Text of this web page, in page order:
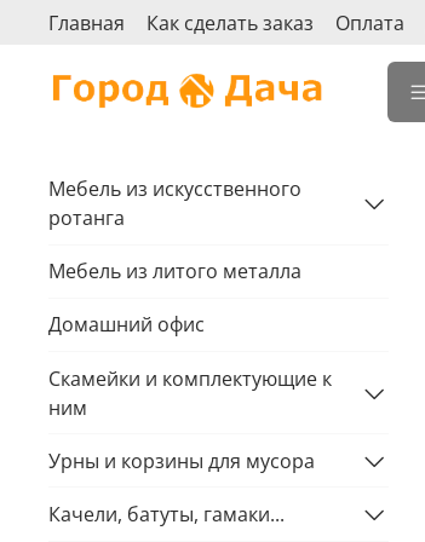
Главная Как сделать заказ Оплата
Мебель из искусственного
ротанга
Мебель из литого металла
Домашний офис
Скамейки и комплектующие к
ним
Урны и корзины для мусора
Качели, батуты, гамаки...